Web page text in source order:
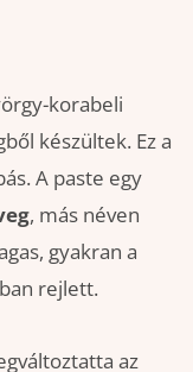
korabeli
készültek. Ez a
A paste egy
, más néven
gyakran a
rejlett.
az